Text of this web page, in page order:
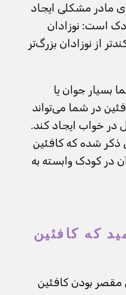
مادر مشکلی ایجاد
است: نوزادان
از نوزادان بزرگ‌تر
بسیار جوان یا
در شما می‌تواند
در خواب ایجاد کند.
ذکر شده که کافئین
در کودک وابسته به
که کافئین
مقصر بودن کافئین